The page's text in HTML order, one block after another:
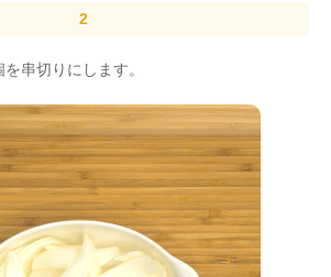
串切りにします。